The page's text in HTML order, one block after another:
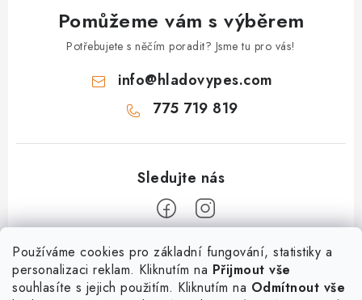
Používáme cookies pro základní fungování, statistiky a
personalizaci reklam. Kliknutím na Přijmout vše
souhlasíte s jejich použitím. Kliknutím na Odmítnout vše
Pomůžeme vám s výběrem
Potřebujete s něčím poradit? Jsme tu pro vás!
info@hladovypes.com
775 719 819
Informace